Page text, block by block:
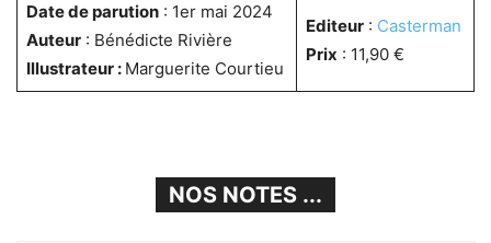
Date de parution: 1er mai 2024
Auteur: Bénédicte Rivière
Illustrateur : Marguerite Courtieu
Editeur: Casterman
Prix : 11,90 €
NOS NOTES ...